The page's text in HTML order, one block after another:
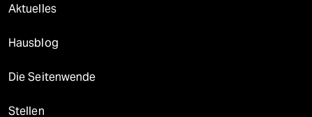
Aktuelles
Hausblog
Die Seitenwende
Stellen